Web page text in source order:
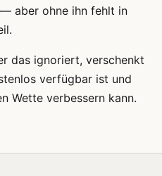
aber ohne ihn fehlt in
das ignoriert, verschenkt
verfügbar ist und
Wette verbessern kann.